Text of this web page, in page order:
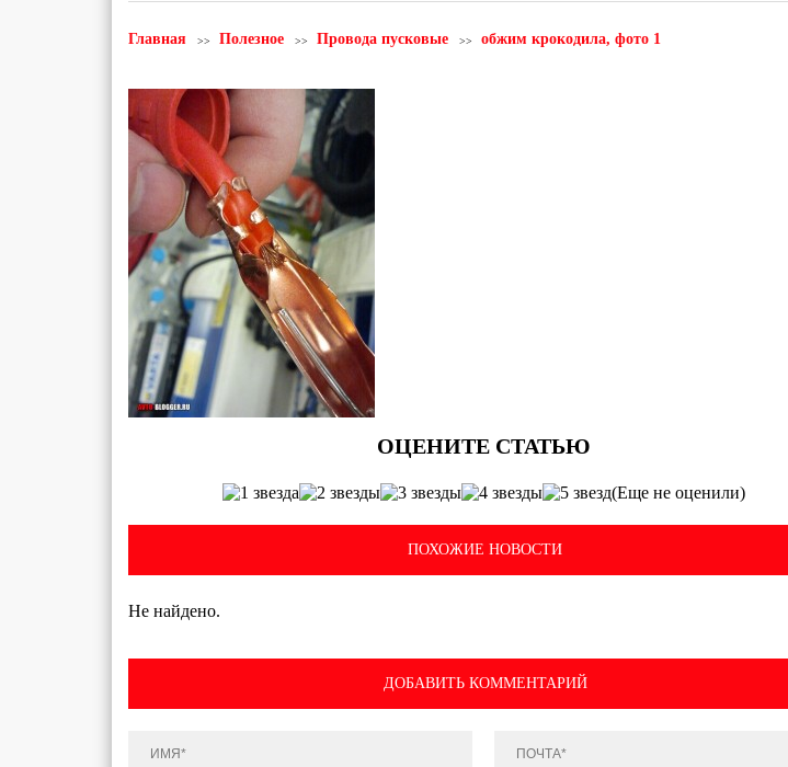
Главная Полезное Провода пусковые обжим крокодила, фото 1
(Еще не оценили)
ПОХОЖИЕ НОВОСТИ
Не найдено.
ДОБАВИТЬ КОММЕНТАРИЙ